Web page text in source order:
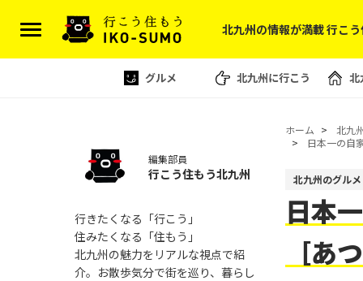
北九州の情報が満載 行こ
グルメ 北九州に行こう 北
ホーム
北九
日本一の自
北九州のグルメ
日本
［あ
編集部員
行こう住もう北九州
行きたくなる「行こう」
住みたくなる「住もう」
北九州の魅力をリアルな視点で紹
介。お散歩気分で街を巡り、暮らし